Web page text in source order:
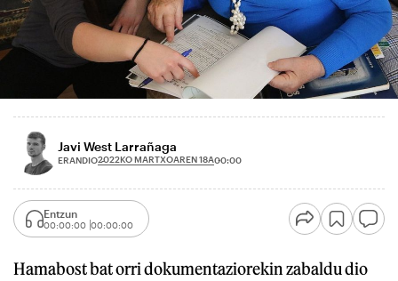
Javi West Larrañaga
ERANDIO2022KO MARTXOAREN 18A00:00
Entzun
00:00:00 00:00:00
Hamabost bat orri dokumentaziorekin zabaldu dio